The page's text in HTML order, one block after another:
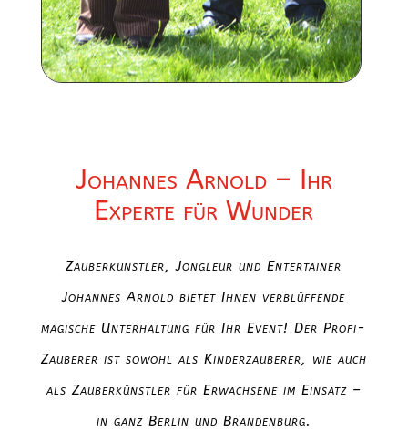
Johannes Arnold – Ihr
Experte für Wunder
Zauberkünstler, Jongleur und Entertainer
Johannes Arnold bietet Ihnen verblüffende
magische Unterhaltung für Ihr Event! Der Profi-
Zauberer ist sowohl als Kinderzauberer, wie auch
als Zauberkünstler für Erwachsene im Einsatz –
in ganz Berlin und Brandenburg.